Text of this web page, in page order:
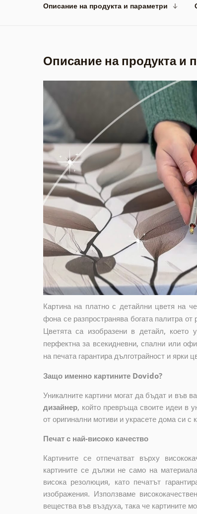
Описание на продукта и параметри
Описание на продукта и
Картина на платно с детайлни цветя на
фона се разпространява богата палитра
Цветята са изобразени в детайл, което
перфектна за всекидневни, спални или
на печата гарантира дълготрайност и ярки
Защо именно картините Dovido?
Уникалните картини могат да бъдат и във
дизайнер, койтопревръща своите идеи в
от оригинални мотиви и украсете дома си
Печат с най-високо качество
Картините се отпечатват върху
картините се дължи не само на
висока резолюция, като печатът
изображения. Използваме
вещества във въздуха, така че картините